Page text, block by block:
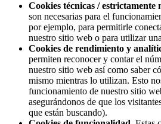
Cookies técnicas / estrictamente
son necesarias para el
por ejemplo, para permitirle
nuestro sitio web o para utilizar
Cookies de rendimiento y
permiten reconocer y contar el
nuestro sitio web así como saber
mismo mientras lo utilizan. Esto
funcionamiento de nuestro sitio
asegurándonos de que los
que están buscando).